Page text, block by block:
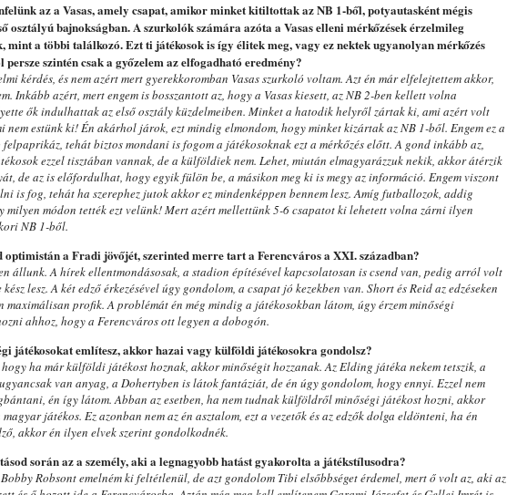
az a Vasas, amely csapat, amikor minket kitiltottak az NB 1-ből, potyautasként mégis
osztályú bajnokságban. A szurkolók számára azóta a Vasas elleni mérkőzések érzelmileg
mint a többi találkozó. Ezt ti játékosok is így élitek meg, vagy ez nektek ugyanolyan mérkőzés
szintén csak a győzelem az elfogadható eredmény?
kérdés, és nem azért mert gyerekkoromban Vasas szurkoló voltam. Azt én már elfelejtettem akkor,
Inkább azért, mert engem is bosszantott az, hogy a Vasas kiesett, az NB 2-ben kellett volna
ők indulhattak az első osztály küzdelmeiben. Minket a hatodik helyről zártak ki, ami azért volt
nem estünk ki! Én akárhol járok, ezt mindig elmondom, hogy minket kizártak az NB 1-ből. Engem ez a
tehát biztos mondani is fogom a játékosoknak ezt a mérkőzés előtt. A gond inkább az,
ezzel tisztában vannak, de a külföldiek nem. Lehet, miután elmagyarázzuk nekik, akkor átérzik
de az is előfordulhat, hogy egyik fülön be, a másikon meg ki is megy az információ. Engem viszont
is fog, tehát ha szerephez jutok akkor ez mindenképpen bennem lesz. Amíg futballozok, addig
milyen módon tették ezt velünk! Mert azért mellettünk 5-6 csapatot ki lehetett volna zárni ilyen
NB 1-ből.
a Fradi jövőjét, szerinted merre tart a Ferencváros a XXI. században?
állunk. A hírek ellentmondásosak, a stadion építésével kapcsolatosan is csend van, pedig arról volt
lesz. A két edző érkezésével úgy gondolom, a csapat jó kezekben van. Short és Reid az edzéseken
maximálisan profik. A problémát én még mindig a játékosokban látom, úgy érzem minőségi
ahhoz, hogy a Ferencváros ott legyen a dobogón.
játékosokat említesz, akkor hazai vagy külföldi játékosokra gondolsz?
ha már külföldi játékost hoznak, akkor minőségit hozzanak. Az Elding játéka nekem tetszik, a
van anyag, a Dohertyben is látok fantáziát, de én úgy gondolom, hogy ennyi. Ezzel nem
én így látom. Abban az esetben, ha nem tudnak külföldről minőségi játékost hozni, akkor
játékos. Ez azonban nem az én asztalom, ezt a vezetők és az edzők dolga eldönteni, ha én
akkor én ilyen elvek szerint gondolkodnék.
során az a személy, aki a legnagyobb hatást gyakorolta a játékstílusodra?
Robsont emelném ki feltétlenül, de azt gondolom Tibi elsőbbséget érdemel, mert ő volt az, aki az